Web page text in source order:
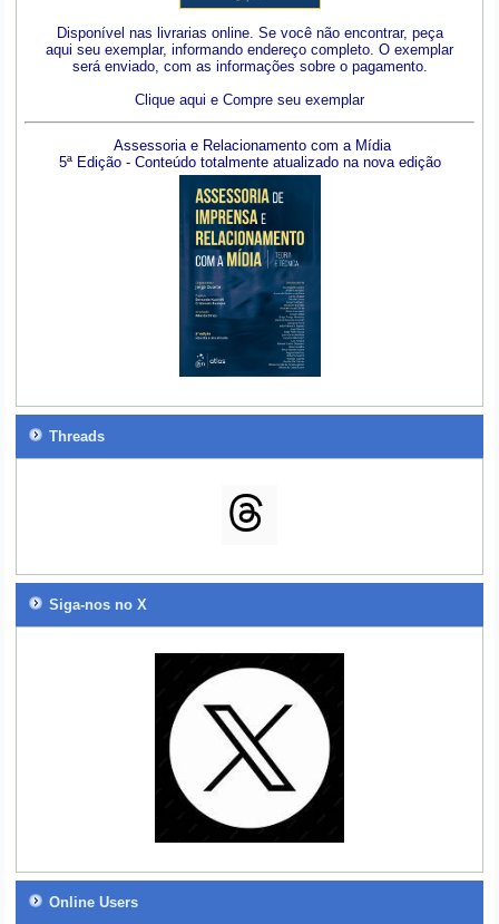
Disponível nas livrarias online. Se você não encontrar, peça
aqui seu exemplar, informando endereço completo. O exemplar
será enviado, com as informações sobre o pagamento.
Clique aqui e Compre seu exemplar
Assessoria e Relacionamento com a Mídia
5ª Edição - Conteúdo totalmente atualizado na nova edição
Threads
Siga-nos no X
Online Users